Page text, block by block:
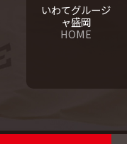
いわてグルージ
ャ盛岡
HOME